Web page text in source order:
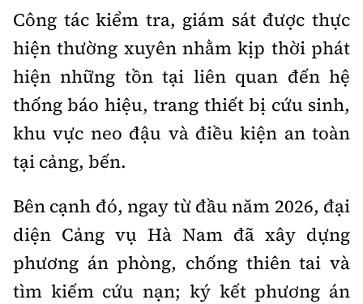
Công tác kiểm tra, giám sát được thực
hiện thường xuyên nhằm kịp thời phát
hiện những tồn tại liên quan đến hệ
thống báo hiệu, trang thiết bị cứu sinh,
khu vực neo đậu và điều kiện an toàn
tại cảng, bến.
Bên cạnh đó, ngay từ đầu năm 2026, đại
diện Cảng vụ Hà Nam đã xây dựng
phương án phòng, chống thiên tai và
tìm kiếm cứu nạn; ký kết phương án